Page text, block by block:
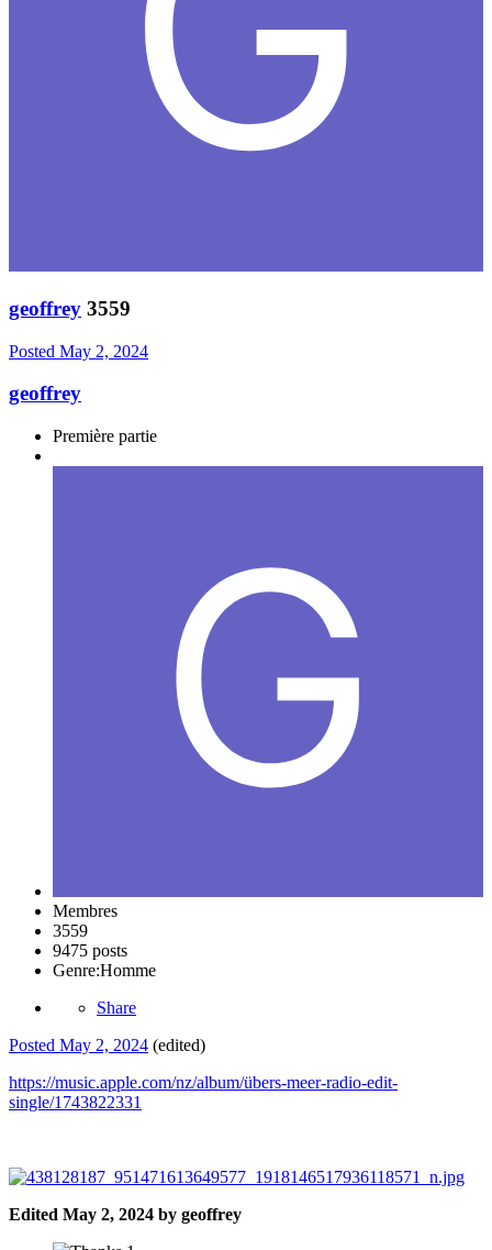
geoffrey 3559
Posted May 2, 2024
geoffrey
Première partie
Membres
3559
9475 posts
Genre:Homme
Share
Posted May 2, 2024 (edited)
https://music.apple.com/nz/album/übers-meer-radio-edit-
single/1743822331
Edited May 2, 2024 by geoffrey